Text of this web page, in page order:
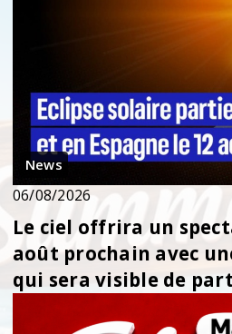
News
06/08/2026
Le ciel offrira un
août prochain avec
qui sera visible de